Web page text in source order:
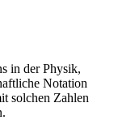
in der Physik,
Notation
solchen Zahlen